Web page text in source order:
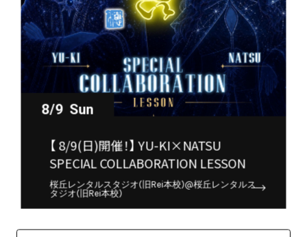
8/9 Sun
【 8/9(日)開催！】 YU-KI×NATSU
SPECIAL COLLABORATION LESSON
桜丘レンタルスタジオ(旧Rei本校)@桜丘レンタルス
タジオ(旧Rei本校)